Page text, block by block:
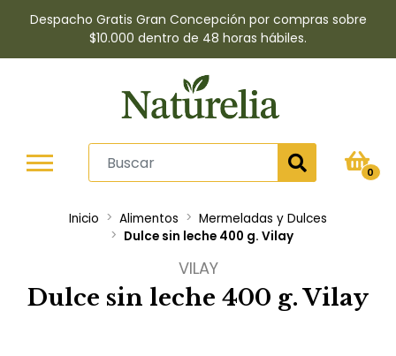
Despacho Gratis Gran Concepción por compras sobre
$10.000 dentro de 48 horas hábiles.
0
Inicio Alimentos
Mermeladas y Dulces
Dulce sin leche 400 g. Vilay
VILAY
Dulce sin leche 400 g. Vilay